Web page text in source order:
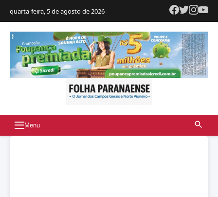
quarta-feira, 5 de agosto de 2026
Menu